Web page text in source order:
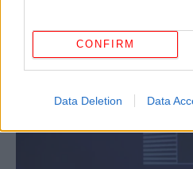
CONFIRM
Data Deletion Data
«Ευχαριστούμε την
Ούρσουλα φον ντερ Λάιεν
διαπραγματευτή Μισέλ